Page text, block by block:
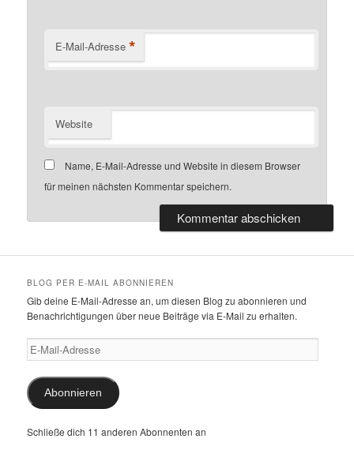
E-Mail-Adresse *
Website
Name, E-Mail-Adresse und Website in diesem Browser
für meinen nächsten Kommentar speichern.
BLOG PER E-MAIL ABONNIEREN
Gib deine E-Mail-Adresse an, um diesen Blog zu abonnieren und
Benachrichtigungen über neue Beiträge via E-Mail zu erhalten.
E-
Mail-
Adresse
Abonnieren
Schließe dich 11 anderen Abonnenten an